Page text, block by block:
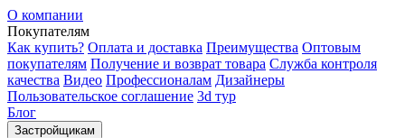
О компании
Покупателям
Как купить? Оплата и доставка Преимущества Оптовым
покупателям Получение и возврат товара Служба контроля
качества Видео Профессионалам Дизайнеры
Пользовательское соглашение 3d тур
Блог
Застройщикам